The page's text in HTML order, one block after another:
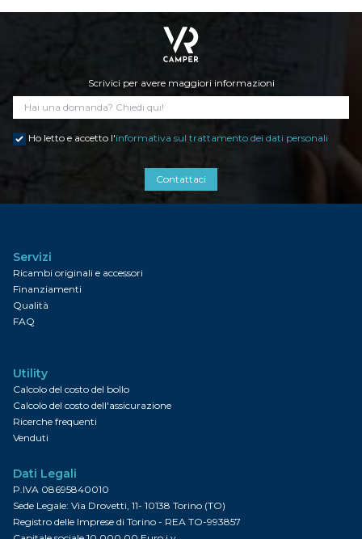
Scrivici per avere maggiori informazioni
Ho letto e accetto l'informativa sul trattamento dei dati personali
Contattaci
Servizi
Ricambi originali e accessori
Finanziamenti
Qualità
FAQ
Utility
Calcolo del costo del bollo
Calcolo del costo dell'assicurazione
Ricerche frequenti
Venduti
Dati Legali
P.IVA 08695840010
Sede Legale: Via Drovetti, 11- 10138 Torino (TO)
Registro delle Imprese di Torino - REA TO-993857